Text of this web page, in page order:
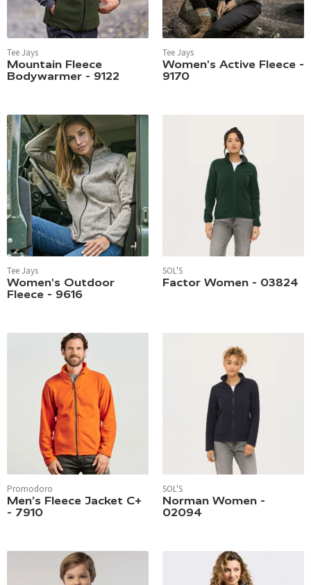
Tee Jays
Mountain Fleece
Bodywarmer - 9122
Tee Jays
Women's Active Fleece -
9170
Tee Jays
Women's Outdoor
Fleece - 9616
SOL'S
Factor Women - 03824
Promodoro
Men’s Fleece Jacket C+
- 7910
SOL'S
Norman Women -
02094